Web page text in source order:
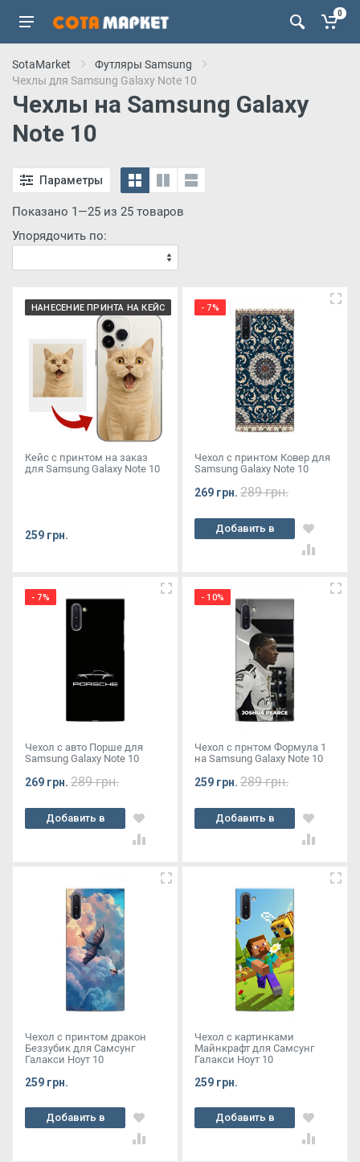
0
SotaMarket
Футляры Samsung
Чехлы для Samsung Galaxy Note 10
Чехлы на Samsung Galaxy
Note 10
Параметры
Показано 1—25 из 25 товаров
Упорядочить по:
НАНЕСЕНИЕ ПРИНТА НА КЕЙС
Кейс с принтом на заказ
для Samsung Galaxy Note 10
259 грн.
- 7%
Чехол с принтом Ковер для
Samsung Galaxy Note 10
269 грн. 289 грн.
Добавить в
корзину
- 7%
Чехол с авто Порше для
Samsung Galaxy Note 10
269 грн. 289 грн.
Добавить в
корзину
- 10%
Чехол с прнтом Формула 1
на Samsung Galaxy Note 10
259 грн. 289 грн.
Добавить в
корзину
Чехол с принтом дракон
Беззубик для Самсунг
Галакси Ноут 10
259 грн.
Добавить в
корзину
Чехол с картинками
Майнкрафт для Самсунг
Галакси Ноут 10
259 грн.
Добавить в
корзину